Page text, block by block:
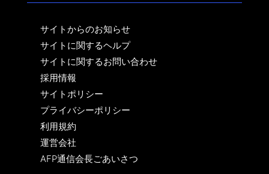
サイトからのお知らせ
サイトに関するヘルプ
サイトに関するお問い合わせ
採用情報
サイトポリシー
プライバシーポリシー
利用規約
運営会社
AFP通信会長ごあいさつ